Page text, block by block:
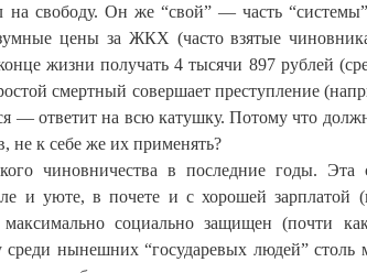
на свободу. Он же “свой” — часть
цены за ЖКХ (часто взятые
жизни получать 4 тысячи 897 рублей
смертный совершает преступление
— ответит на всю катушку. Потому что
не к себе же их применять?
чиновничества в последние годы. Эта
и уюте, в почете и с хорошей зарплатой
социально защищен (почти
нынешних “государевых людей” столь